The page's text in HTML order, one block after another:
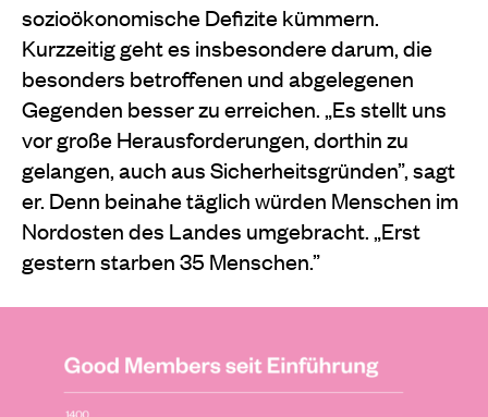
sozioökonomische Defizite kümmern.
Kurzzeitig geht es insbesondere darum, die
besonders betroffenen und abgelegenen
Gegenden besser zu erreichen. „Es stellt uns
vor große Herausforderungen, dorthin zu
gelangen, auch aus Sicherheitsgründen”, sagt
er. Denn beinahe täglich würden Menschen im
Nordosten des Landes umgebracht. „Erst
gestern starben 35 Menschen.”